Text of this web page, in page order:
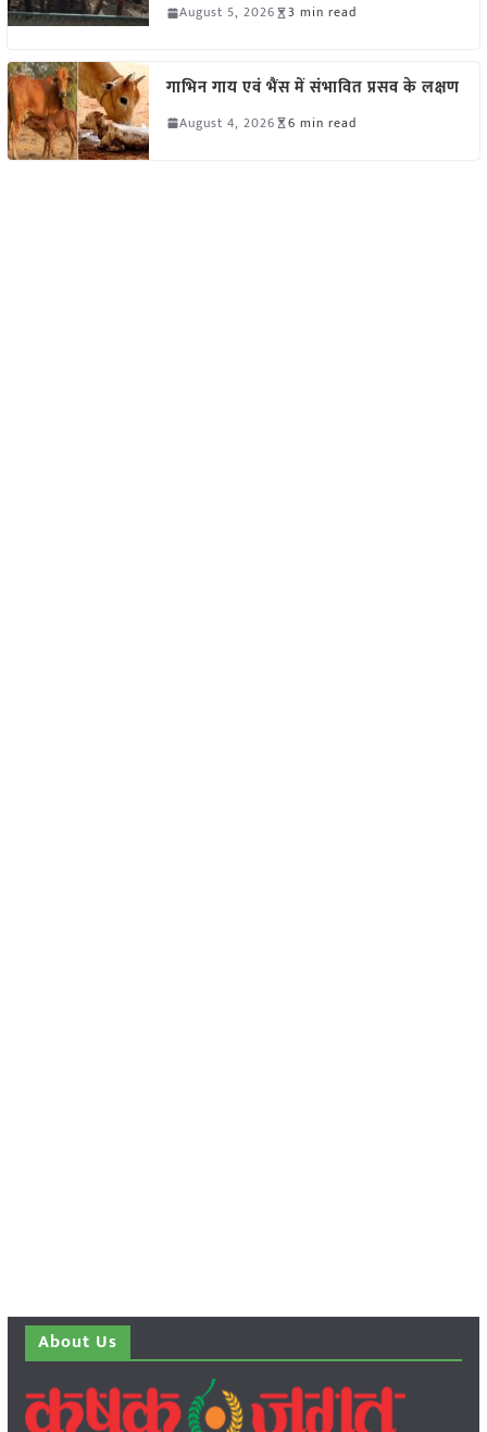
August 5, 2026 3 min read
गाभिन गाय एवं भैंस में संभावित प्रसव के लक्षण
August 4, 2026 6 min read
About Us